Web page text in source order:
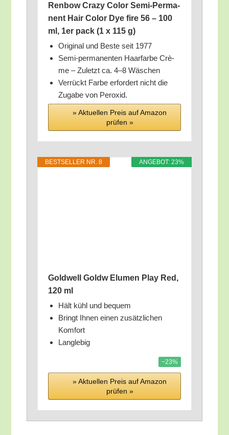
Ren­bow Cra­zy Color Semi-Per­ma­
nent Hair Color Dye fire 56 – 100
ml, 1er pack (1 x 115 g)
Ori­gi­nal und Bes­te seit 1977
Semi-per­ma­nen­ten Haar­far­be Crè­
me – Zuletzt ca. 4–8 Wäschen
Ver­rückt Far­be erfor­dert nicht die
Zuga­be von Peroxid.
» Aktu­el­len Preis auf Ama­zon
prü­fen »
ANGE­BOT: 23%
BEST­SEL­LER NR. 8
Gold­well Goldw Elu­men Play Red,
120 ml
Hält kühl und bequem
Bringt Ihnen einen zusätz­li­chen
Komfort
Lang­le­big
−23%
» Aktu­el­len Preis auf Ama­zon
prü­fen »